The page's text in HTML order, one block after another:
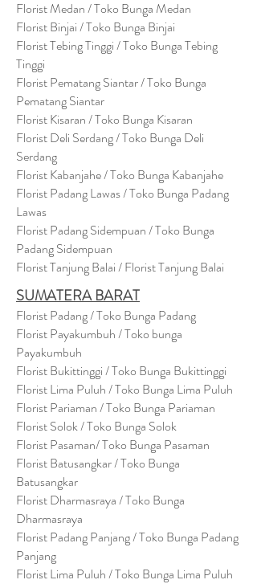
Florist Medan / Toko Bunga Medan
Florist Binjai / Toko Bunga Binjai
Florist Tebing Tinggi / Toko Bunga Tebing
Tinggi
Florist Pematang Siantar / Toko Bunga
Pematang Siantar
Florist Kisaran / Toko Bunga Kisaran
Florist Deli Serdang / Toko Bunga Deli
Serdang
Florist Kabanjahe / Toko Bunga Kabanjahe
Florist Padang Lawas / Toko Bunga Padang
Lawas
Florist Padang Sidempuan / Toko Bunga
Padang Sidempuan
Florist Tanjung Balai / Florist Tanjung Balai
SUMATERA BARAT
Florist Padang / Toko Bunga Padang
Florist Payakumbuh / Toko bunga
Payakumbuh
Florist Bukittinggi / Toko Bunga Bukittinggi
Florist Lima Puluh / Toko Bunga Lima Puluh
Florist Pariaman / Toko Bunga Pariaman
Florist Solok / Toko Bunga Solok
Florist Pasaman/ Toko Bunga Pasaman
Florist Batusangkar / Toko Bunga
Batusangkar
Florist Dharmasraya / Toko Bunga
Dharmasraya
Florist Padang Panjang / Toko Bunga Padang
Panjang
Florist Lima Puluh / Toko Bunga Lima Puluh